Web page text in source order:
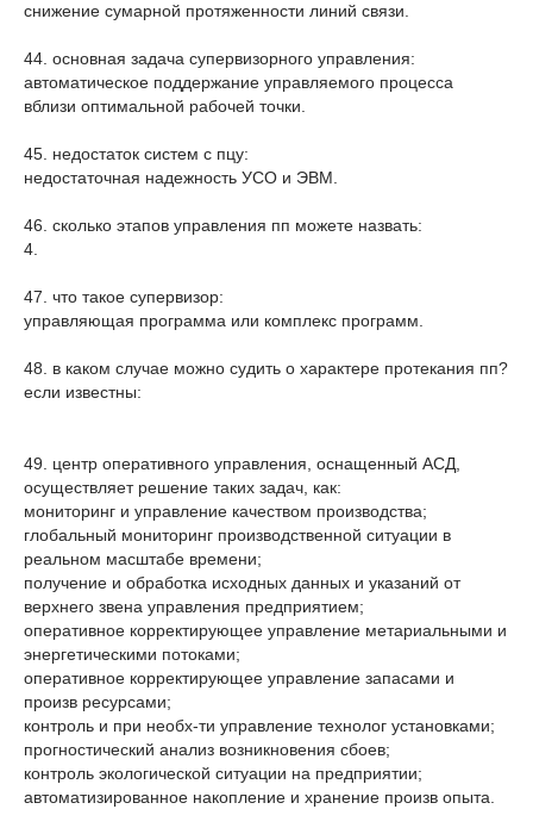
снижение сумарной протяженности линий связи.
44. основная задача супервизорного управления:
автоматическое поддержание управляемого процесса
вблизи оптимальной рабочей точки.
45. недостаток систем с пцу:
недостаточная надежность УСО и ЭВМ.
46. сколько этапов управления пп можете назвать:
4.
47. что такое супервизор:
управляющая программа или комплекс программ.
48. в каком случае можно судить о характере протекания пп?
если известны:
49. центр оперативного управления, оснащенный АСД,
осуществляет решение таких задач, как:
мониторинг и управление качеством производства;
глобальный мониторинг производственной ситуации в
реальном масштабе времени;
получение и обработка исходных данных и указаний от
верхнего звена управления предприятием;
оперативное корректирующее управление метариальными и
энергетическими потоками;
оперативное корректирующее управление запасами и
произв ресурсами;
контроль и при необх-ти управление технолог установками;
прогностический анализ возникновения сбоев;
контроль экологической ситуации на предприятии;
автоматизированное накопление и хранение произв опыта.